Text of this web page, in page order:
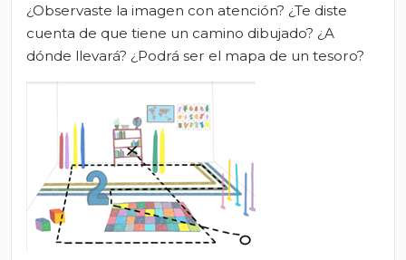
¿Observaste la imagen con atención? ¿Te diste
cuenta de que tiene un camino dibujado? ¿A
dónde llevará? ¿Podrá ser el mapa de un tesoro?